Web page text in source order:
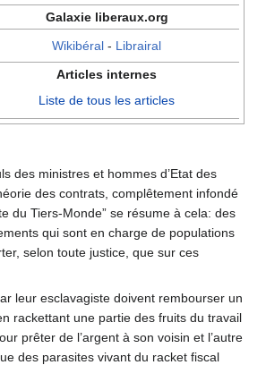
Galaxie liberaux.org
Wikibéral - Librairal
Articles internes
Liste de tous les articles
des ministres et hommes d’Etat des
des contrats, complêtement infondé
du Tiers-Monde” se résume à cela: des
qui sont en charge de populations
selon toute justice, que sur ces
leur esclavagiste doivent rembourser un
rackettant une partie des fruits du travail
prêter de l’argent à son voisin et l’autre
des parasites vivant du racket fiscal